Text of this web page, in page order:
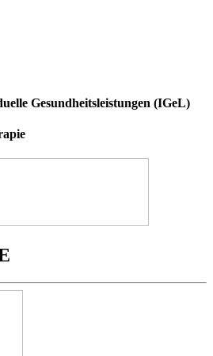
Gesundheitsleistungen (IGeL)